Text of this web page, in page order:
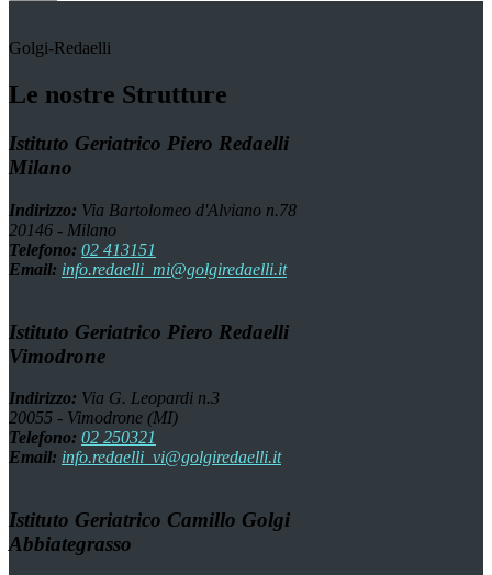
Golgi-Redaelli
Le nostre Strutture
Istituto Geriatrico Piero Redaelli
Milano
Indirizzo: Via Bartolomeo d'Alviano n.78
20146 - Milano
Telefono: 02 413151
Email: info.redaelli_mi@golgiredaelli.it
Istituto Geriatrico Piero Redaelli
Vimodrone
Indirizzo: Via G. Leopardi n.3
20055 - Vimodrone (MI)
Telefono: 02 250321
Email: info.redaelli_vi@golgiredaelli.it
Istituto Geriatrico Camillo Golgi
Abbiategrasso